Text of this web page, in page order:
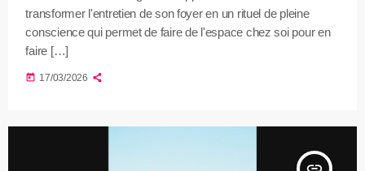
transformer l'entretien de son foyer en un rituel de pleine
conscience qui permet de faire de l'espace chez soi pour en
faire […]
today 17/03/2026